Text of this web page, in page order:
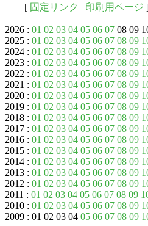
[ 固定リンク | 印刷用ページ
2026 : 01 02 03 04 05 06 07 08 09
2025 : 01 02 03 04 05 06 07 08 09
2024 : 01 02 03 04 05 06 07 08 09
2023 : 01 02 03 04 05 06 07 08 09
2022 : 01 02 03 04 05 06 07 08 09
2021 : 01 02 03 04 05 06 07 08 09
2020 : 01 02 03 04 05 06 07 08 09
2019 : 01 02 03 04 05 06 07 08 09
2018 : 01 02 03 04 05 06 07 08 09
2017 : 01 02 03 04 05 06 07 08 09
2016 : 01 02 03 04 05 06 07 08 09
2015 : 01 02 03 04 05 06 07 08 09
2014 : 01 02 03 04 05 06 07 08 09
2013 : 01 02 03 04 05 06 07 08 09
2012 : 01 02 03 04 05 06 07 08 09
2011 : 01 02 03 04 05 06 07 08 09
2010 : 01 02 03 04 05 06 07 08 09
2009 : 01 02 03 04 05 06 07 08 09